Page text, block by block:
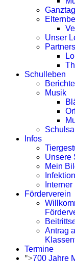
Unser
Schulleben
Berichte
Musik
Infos
Unsere
Mein
Förderverein
Antrag
Termine
">700 Jahre